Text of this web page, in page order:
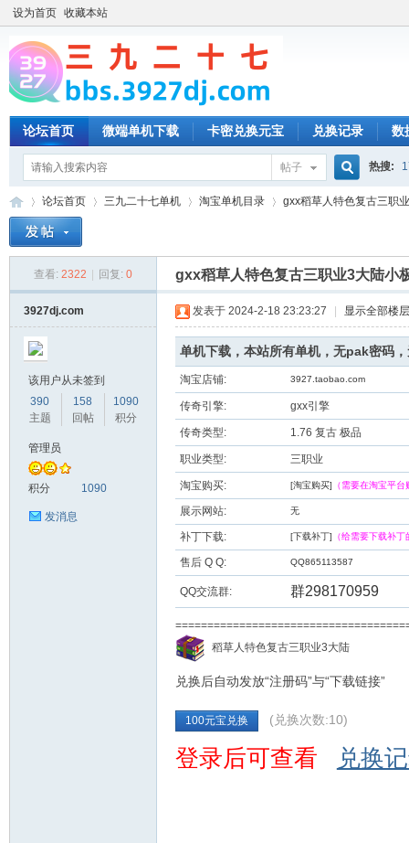
设为首页 收藏本站
论坛首页 微端单机下载 卡密兑换元宝 兑换记录 数
帖子
搜
索
热搜:
论坛首页
›
三九二十七单机
›
淘宝单机目录
›
gxx稻草人特色复古三职
查看: 2322 回复: 0 gxx稻草人特色复古三职业3大陆小
3927dj.com
该用户从未签到
390
主题
158
回帖
1090
积分
管理员
积分 1090
发消息
发表于 2024-2-18 23:23:27 显示全部楼层
单机下载，本站所有单机，无pak密码
淘宝店铺: 3927.taobao.com
传奇引擎: gxx引擎
传奇类型: 1.76 复古 极品
职业类型: 三职业
淘宝购买: [淘宝购买] （需要在淘宝平
展示网站: 无
补丁下载: [下载补丁] （给需要下载补
售后 Q Q: QQ865113587
QQ交流群: 群298170959
稻草人特色复古三职业3大陆
兑换后自动发放“注册码”与“下载链接”
100元宝兑换 (兑换次数:10)
登录后可查看 兑换